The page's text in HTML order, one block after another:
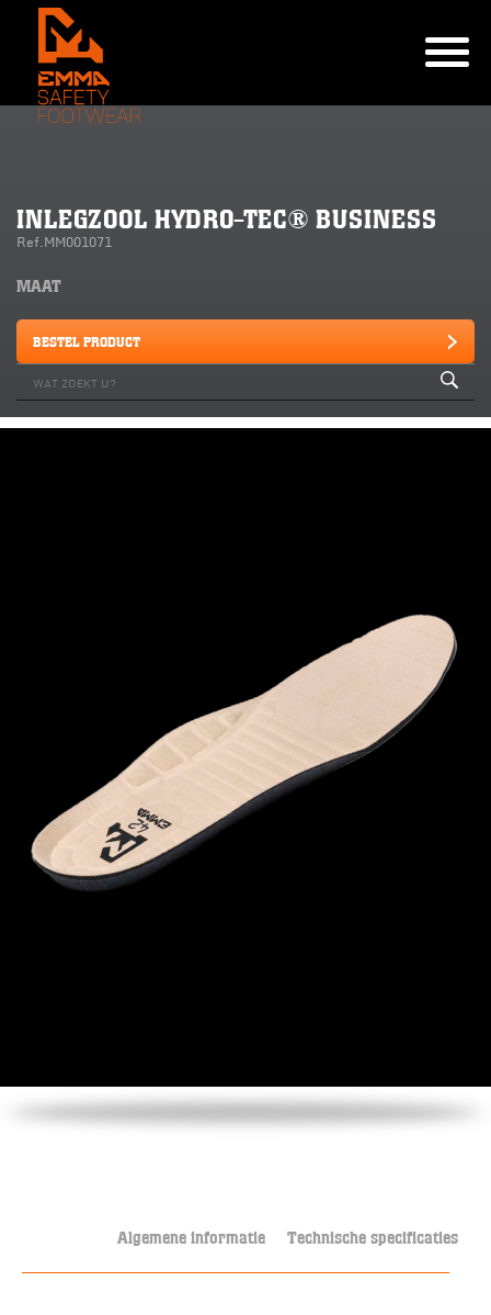
INLEGZOOL HYDRO-TEC® BUSINESS
Ref.MM001071
MAAT
BESTEL PRODUCT
Algemene informatie Technische specificaties